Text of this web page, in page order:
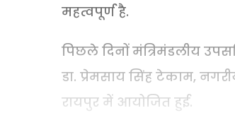
महत्वपूर्ण है.
पिछले दिनों मंत्रिमंडलीय
डा. प्रेमसाय सिंह टेकाम,
रायपुर में आयोजित हुई.